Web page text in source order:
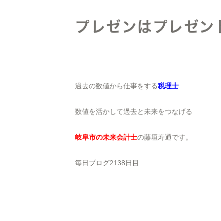
プレゼンはプレゼン
過去の数値から仕事をする税理士
数値を活かして過去と未来をつなげる
岐阜市の未来会計士の藤垣寿通です。
毎日ブログ2138日目